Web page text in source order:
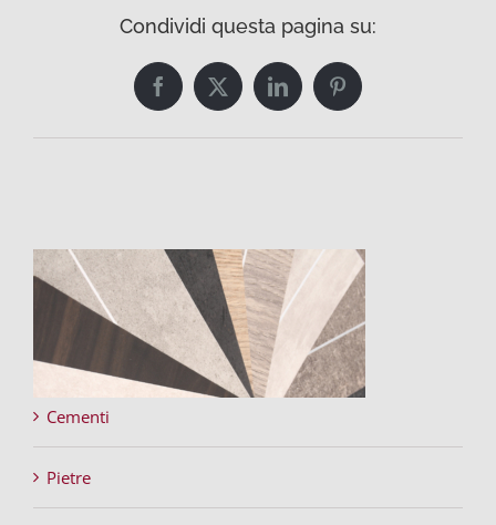
Condividi questa pagina su:
FacebookTwitterLinkedInPinterest
Cementi
Pietre